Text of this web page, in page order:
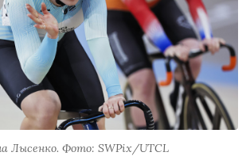
Лысенко. Фото: SWPix/UTCL